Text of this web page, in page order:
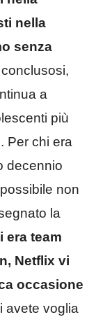
nella
senza
a
più
Per chi era
decennio
non
la
era team
Netflix vi
occasione
avete voglia